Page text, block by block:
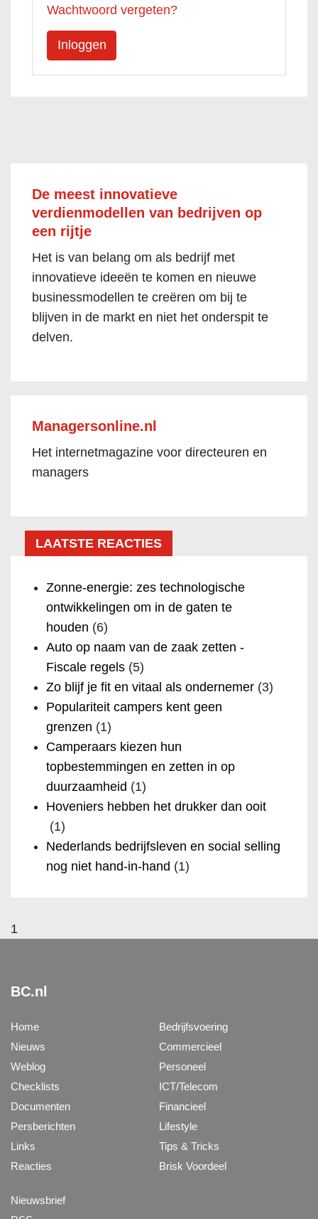
Wachtwoord vergeten?
De meest innovatieve
verdienmodellen van bedrijven op
een rijtje
Het is van belang om als bedrijf met
innovatieve ideeën te komen en nieuwe
businessmodellen te creëren om bij te
blijven in de markt en niet het onderspit te
delven.
Managersonline.nl
Het internetmagazine voor directeuren en
managers
LAATSTE REACTIES
Zonne-energie: zes technologische
ontwikkelingen om in de gaten te
houden (6)
Auto op naam van de zaak zetten -
Fiscale regels (5)
Zo blijf je fit en vitaal als ondernemer (3)
Populariteit campers kent geen
grenzen (1)
Camperaars kiezen hun
topbestemmingen en zetten in op
duurzaamheid (1)
Hoveniers hebben het drukker dan ooit
(1)
Nederlands bedrijfsleven en social selling
nog niet hand-in-hand (1)
1
BC.nl
Home
Nieuws
Weblog
Checklists
Documenten
Persberichten
Links
Reacties
Bedrijfsvoering
Commercieel
Personeel
ICT/Telecom
Financieel
Lifestyle
Tips & Tricks
Brisk Voordeel
Nieuwsbrief